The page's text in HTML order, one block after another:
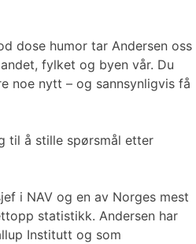
dose humor tar Andersen oss
fylket og byen vår. Du
noe nytt – og sannsynligvis få
til å stille spørsmål etter
i NAV og en av Norges mest
statistikk. Andersen har
Institutt og som